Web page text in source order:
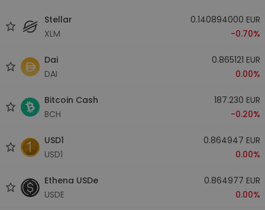
Stellar
XLM
0.140894000 EUR
-0.70%
Dai
DAI
0.865121 EUR
0.00%
Bitcoin Cash
BCH
187.230 EUR
-0.20%
USD1
USD1
0.864947 EUR
0.00%
Ethena USDe
USDE
0.864977 EUR
0.00%